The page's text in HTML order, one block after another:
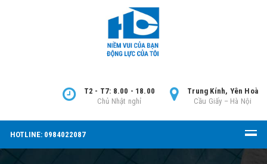
Trung Kính, Yên Hoà
Cầu Giấy – Hà Nội
T2 - T7: 8.00 - 18.00
Chủ Nhật nghỉ
HOTLINE: 0984022087